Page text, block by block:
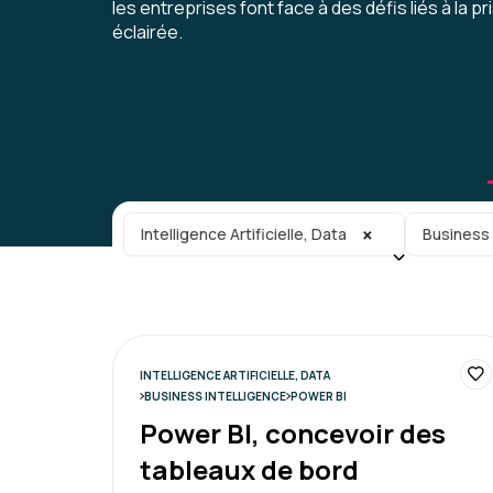
les entreprises font face à des défis liés à la
éclairée.
Catégorie principale ×
Intelligence Artificielle, Data Sous-
INTELLIGENCE ARTIFICIELLE, DATA
BUSINESS INTELLIGENCE POWER BI
Power BI, concevoir des
tableaux de bord